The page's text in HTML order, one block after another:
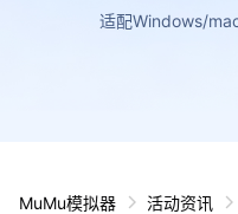
适配Windows/
MuMu模拟器 活动资讯